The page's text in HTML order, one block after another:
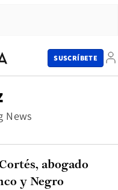
SUSCRÍBETE
News
abogado
y Negro